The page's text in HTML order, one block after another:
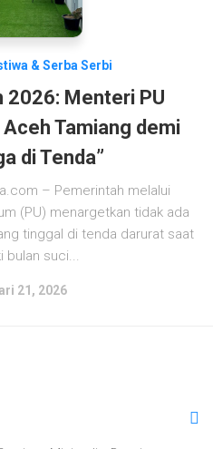
& Serba Serbi
2026: Menteri PU
Tamiang demi
di Tenda”
– Pemerintah melalui
(PU) menargetkan tidak ada
tinggal di tenda darurat saat
bulan suci...
21, 2026